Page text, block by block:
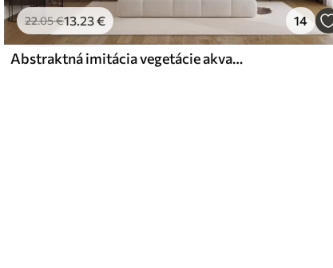
22.05€13 .23€ 14
Abstraktná imitácia vegetácie akvarelom